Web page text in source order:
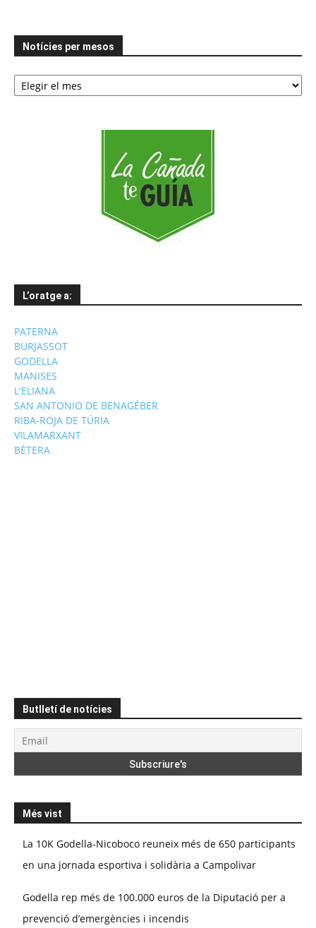
Notícies per mesos
Notícies
per
L’oratge a:
PATERNA
BURJASSOT
GODELLA
MANISES
L'ELIANA
SAN ANTONIO DE BENAGÉBER
RIBA-ROJA DE TÚRIA
VILAMARXANT
BÉTERA
Butlletí de notícies
Més vist
La 10K Godella-Nicoboco reuneix més de 650 participants
en una jornada esportiva i solidària a Campolivar
Godella rep més de 100.000 euros de la Diputació per a
prevenció d’emergències i incendis